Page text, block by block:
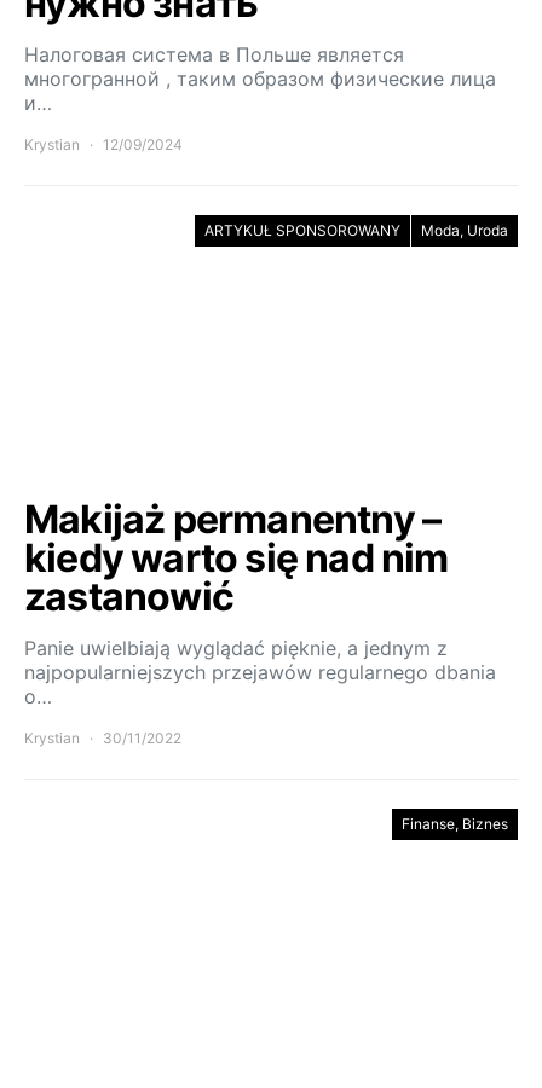
Налоговая система в Польше является
многогранной , таким образом физические лица
и…
Krystian 12/09/2024
ARTYKUŁ SPONSOROWANY Moda, Uroda
Makijaż permanentny –
kiedy warto się nad nim
zastanowić
Panie uwielbiają wyglądać pięknie, a jednym z
najpopularniejszych przejawów regularnego dbania
o…
Krystian 30/11/2022
Finanse, Biznes